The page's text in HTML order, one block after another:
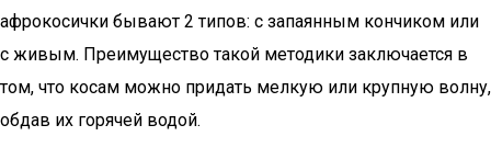
афрокосички бывают 2 типов: с запаянным кончиком или
с живым. Преимущество такой методики заключается в
том, что косам можно придать мелкую или крупную волну,
обдав их горячей водой.